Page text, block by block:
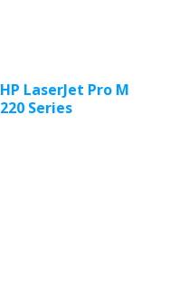
HP LaserJet Pro M
220 Series